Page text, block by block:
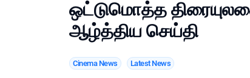
ஒட்டுமொத்த
ஆழ்த்திய செய்தி
Cinema News Latest News